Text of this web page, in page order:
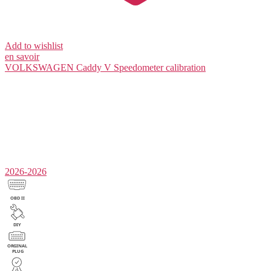
Add to wishlist
en savoir
VOLKSWAGEN Caddy V Speedometer calibration
2026-2026